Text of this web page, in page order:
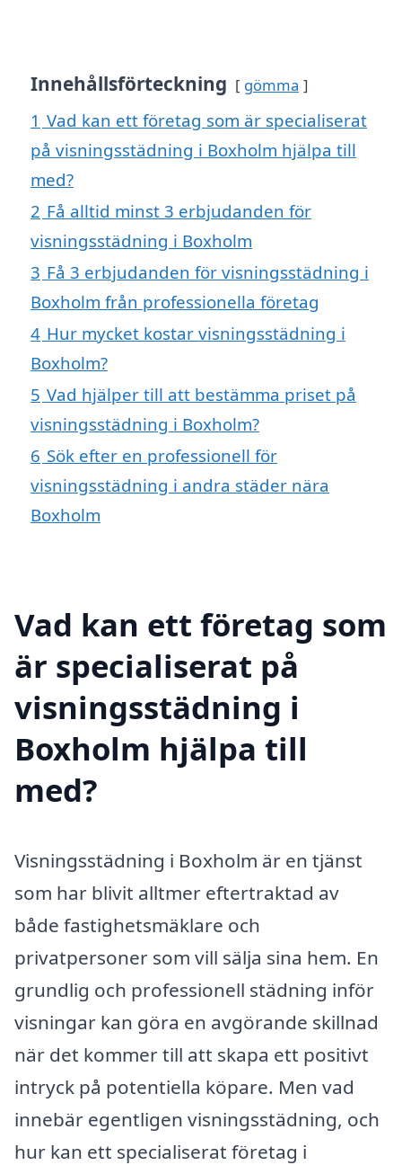
Innehållsförteckning gömma
1 Vad kan ett företag som är specialiserat
på visningsstädning i Boxholm hjälpa till
med?
2 Få alltid minst 3 erbjudanden för
visningsstädning i Boxholm
3 Få 3 erbjudanden för visningsstädning i
Boxholm från professionella företag
4 Hur mycket kostar visningsstädning i
Boxholm?
5 Vad hjälper till att bestämma priset på
visningsstädning i Boxholm?
6 Sök efter en professionell för
visningsstädning i andra städer nära
Boxholm
Vad kan ett företag som
är specialiserat på
visningsstädning i
Boxholm hjälpa till
med?
Visningsstädning i Boxholm är en tjänst
som har blivit alltmer eftertraktad av
både fastighetsmäklare och
privatpersoner som vill sälja sina hem. En
grundlig och professionell städning inför
visningar kan göra en avgörande skillnad
när det kommer till att skapa ett positivt
intryck på potentiella köpare. Men vad
innebär egentligen visningsstädning, och
hur kan ett specialiserat företag i